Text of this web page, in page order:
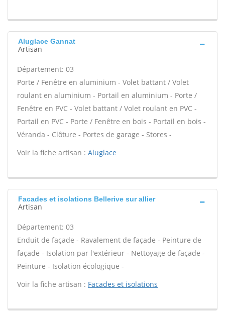
Aluglace Gannat
Artisan
Département: 03
Porte / Fenêtre en aluminium - Volet battant / Volet
roulant en aluminium - Portail en aluminium - Porte /
Fenêtre en PVC - Volet battant / Volet roulant en PVC -
Portail en PVC - Porte / Fenêtre en bois - Portail en bois -
Véranda - Clôture - Portes de garage - Stores -
Voir la fiche artisan : Aluglace
Facades et isolations Bellerive sur allier
Artisan
Département: 03
Enduit de façade - Ravalement de façade - Peinture de
façade - Isolation par l'extérieur - Nettoyage de façade -
Peinture - Isolation écologique -
Voir la fiche artisan : Facades et isolations